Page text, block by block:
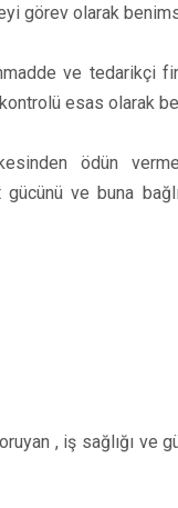
görev olarak
ve tedarikçi
esas olarak
ödün
ve buna
, iş sağlığı ve